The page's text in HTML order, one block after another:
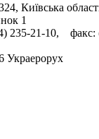
Київська
1
235-21-10, факс:
Украерорух